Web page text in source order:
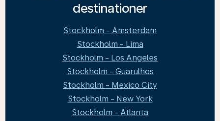
destinationer
Stockholm - Amsterdam
Stockholm - Lima
Stockholm - Los Angeles
Stockholm - Guarulhos
Stockholm - Mexico City
Stockholm - New York
Stockholm - Atlanta